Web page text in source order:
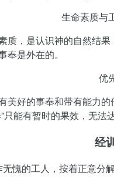
生命素质与
质，是认识神的自然结
是外在的。
优
美好的事奉和带有能力
只能有暂时的果效，无
经
愧的工人，按着正意分解